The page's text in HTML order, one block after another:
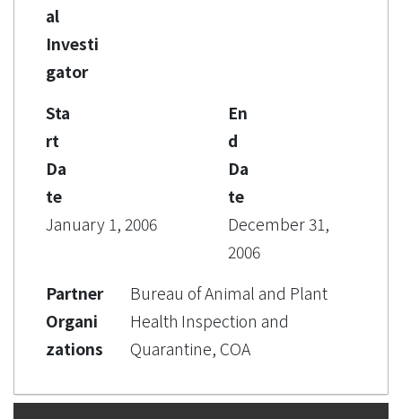
al
Investi
gator
Sta
rt
Da
te
January 1, 2006
En
d
Da
te
December 31,
2006
Partner
Organi
zations
Bureau of Animal and Plant
Health Inspection and
Quarantine, COA